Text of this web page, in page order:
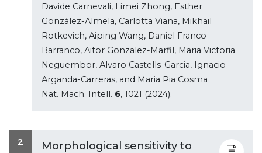
Davide Carnevali, Limei Zhong, Esther
González-Almela, Carlotta Viana, Mikhail
Rotkevich, Aiping Wang, Daniel Franco-
Barranco, Aitor Gonzalez-Marfil, Maria Victoria
Neguembor, Alvaro Castells-Garcia, Ignacio
Arganda-Carreras, and Maria Pia Cosma
Nat. Mach. Intell. 6, 1021 (2024).
2
Morphological sensitivity to